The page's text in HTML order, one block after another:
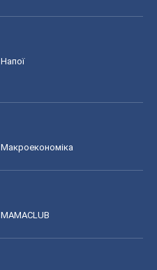
Напої
Макроекономіка
MAMACLUB